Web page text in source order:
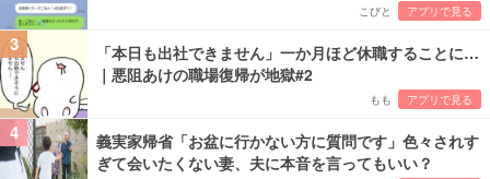
こびと アプリで見る
3
「本日も出社できません」一か月ほど休職することに…
｜悪阻あけの職場復帰が地獄#2
もも アプリで見る
4
義実家帰省「お盆に行かない方に質問です」色々されす
ぎて会いたくない妻、夫に本音を言ってもいい？